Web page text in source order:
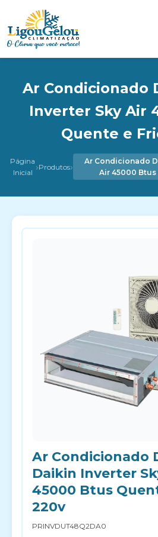
Ar Condicionado
Inverter Sky Air
Quente e
Página
Inicial ›Produtos›
Ar Condicionado
Air 45000 Btus
Ar Condicionado
Daikin Inverter
45000 Btus
220v
PRINVDUT48Q2DA0